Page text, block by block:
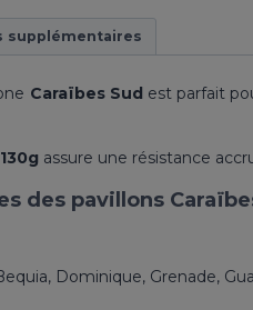
supplémentaires
Caraïbes Sud est parfait
assure une résistance
des pavillons
Dominique, Grenade,